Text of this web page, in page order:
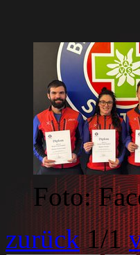
Foto:
zurück 1/1